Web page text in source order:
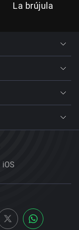
La brújula
iOS